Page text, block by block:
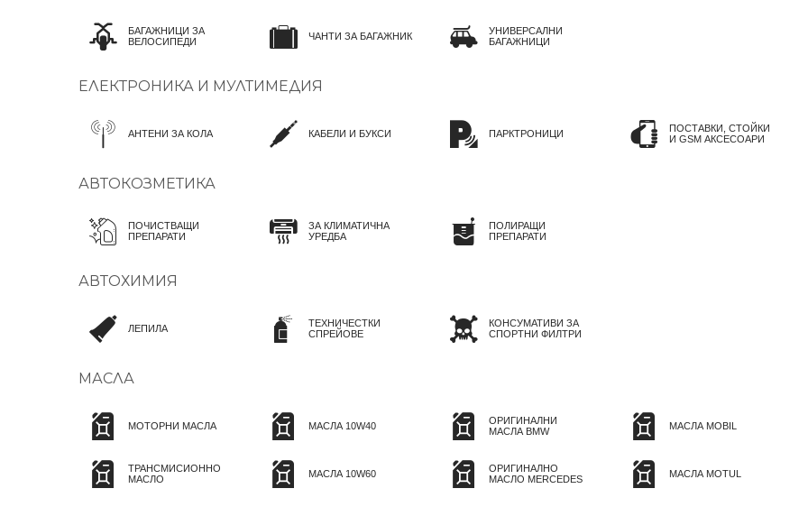
БАГАЖНИЦИ ЗА
ВЕЛОСИПЕДИ
ЧАНТИ ЗА БАГАЖНИК
УНИВЕРСАЛНИ
БАГАЖНИЦИ
ЕЛЕКТРОНИКА И МУЛТИМЕДИЯ
АНТЕНИ ЗА КОЛА КАБЕЛИ И БУКСИ ПАРКТРОНИЦИ
ПОСТАВКИ, СТОЙКИ
И GSM АКСЕСОАРИ
АВТОКОЗМЕТИКА
ПОЧИСТВАЩИ
ПРЕПАРАТИ
ЗА КЛИМАТИЧНА
УРЕДБА
ПОЛИРАЩИ
ПРЕПАРАТИ
АВТОХИМИЯ
ЛЕПИЛА
ТЕХНИЧЕСТКИ
СПРЕЙОВЕ
КОНСУМАТИВИ ЗА
СПОРТНИ ФИЛТРИ
МАСЛА
МОТОРНИ МАСЛА
ТРАНСМИСИОННО
МАСЛО
МАСЛА 10W40
МАСЛА 10W60
ОРИГИНАЛНИ
МАСЛА BMW
ОРИГИНАЛНО
МАСЛО MERCEDES
МАСЛА MOBIL
МАСЛА MOTUL